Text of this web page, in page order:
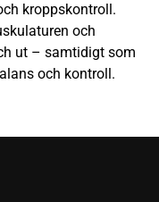
kroppskontroll.
och
ut – samtidigt som
och kontroll.